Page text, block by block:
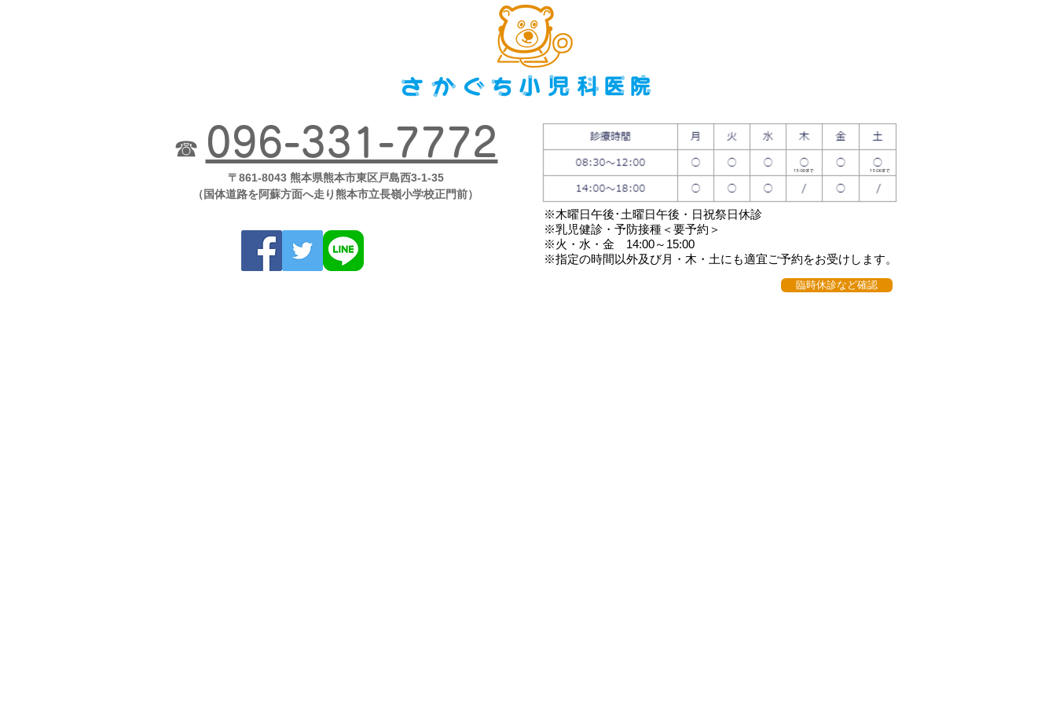
☎ 096-331-7772
〒861-8043 熊本県熊本市東区戸島西3-1-35
（国体道路を阿蘇方面へ走り熊本市立長嶺小学校正門前）
※木曜日午後･土曜日午後・日祝祭日休診
※乳児健診・予防接種＜要予約＞
※火・水・金 14:00～15:00
※指定の時間以外及び月・木・土にも適宜ご予約をお受けします。
臨時休診など確認